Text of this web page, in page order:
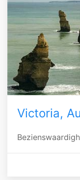
Victoria,